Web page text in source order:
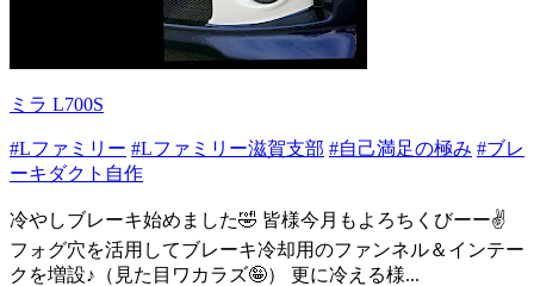
ミラ L700S
#Lファミリー #Lファミリー滋賀支部 #自己満足の極み #ブレ
ーキダクト自作
冷やしブレーキ始めました🤣 皆様今月もよろちくびーー✌️
フォグ穴を活用してブレーキ冷却用のファンネル＆インテー
クを増設♪（見た目ワカラズ🤪） 更に冷える様...